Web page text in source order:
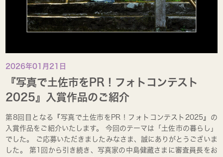
2026年01月21日
『写真で土佐市をPR！フォトコンテスト
2025』入賞作品のご紹介
第8回目となる『写真で土佐市をPR！フォトコンテスト2025』の
入賞作品をご紹介いたします。 今回のテーマは「土佐市の暮らし」
でした。 ご応募いただきましたみなさま、誠にありがとうございま
した。 第1回から引き続き、写真家の中島健藏さまに審査員長をお